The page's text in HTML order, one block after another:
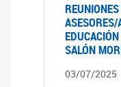
SALÓN
03/07/2025